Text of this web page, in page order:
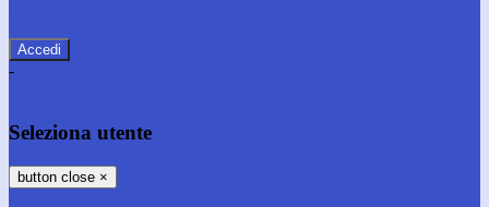
-
Seleziona utente
button close ×